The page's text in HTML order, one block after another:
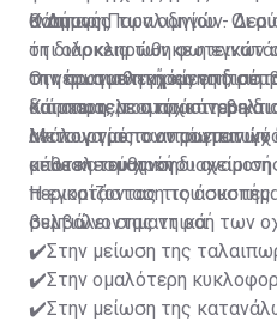
αναμονής των οδηγών. Οι
τη διάρκεια των φωτεινών
την πραγματική κίνηση,
και αποτελεσματικότερη
Κάππαρη.
Ο Δήμος Παραλιμνίου -
ότι ολοκληρώθηκε η
στη φωτοελεγχόμενη
Κάππαρη, με στόχο τη
λειτουργίας των
μείωση του χρόνου
Οι νέοι αισθητήρες
διάρκειας του πράσινου
ανάλογα με τον
κάθε κατεύθυνση.
Με τον τρόπο αυτό
αποτελεσματική
περιορίζοντας τις
βελτιώνοντας τη ροή των
Η εγκατάσταση του
συμβάλει σημαντικά:
✔️Στην μείωση της
✔️Στην ομαλότερη
✔️Στην μείωση της